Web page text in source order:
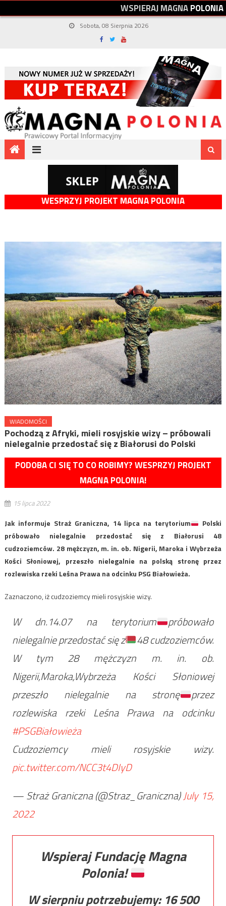
WSPIERAJMAGNAPOLONIA
Sobota, 08 Sierpnia 2026
WESPRZYJ PROJEKT MAGNA POLONIA
WIADOMOŚCI
Pochodzą z Afryki, mieli rosyjskie wizy – próbowali
nielegalnie przedostać się z Białorusi do Polski
PODOBA CI SIĘ TO CO ROBIMY? WESPRZYJ PROJEKT
MAGNA POLONIA!
15 lipca 2022
Jak informuje Straż Graniczna, 14 lipca na terytorium
Polski
próbowało nielegalnie przedostać się z Białorusi 48
cudzoziemców. 28 mężczyzn, m. in. ob. Nigerii, Maroka i Wybrzeża
Kości Słoniowej, przeszło nielegalnie na polską stronę przez
rozlewiska rzeki Leśna Prawa na odcinku PSG Białowieża.
Zaznaczono, iż cudzoziemcy mieli rosyjskie wizy.
W dn.14.07 na terytorium
próbowało
nielegalnie przedostać się z
48 cudzoziemców.
W tym 28 mężczyzn m. in. ob.
Nigerii,Maroka,Wybrzeża Kości Słoniowej
przeszło nielegalnie na stronę
przez
rozlewiska rzeki Leśna Prawa na odcinku
#PSGBiałowieża
Cudzoziemcy mieli rosyjskie wizy.
pic.twitter.com/NCC3t4DIyD
— Straż Graniczna (@Straz_Graniczna)July 15,
2022
Wspieraj Fundację Magna
Polonia!
W sierpniu potrzebujemy: 16 500